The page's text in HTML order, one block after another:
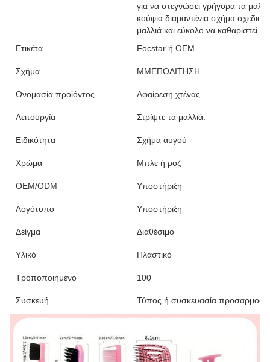
για να στεγνώσει γρήγορα τα
κούφια διαμαντένια σχήμα
μαλλιά και εύκολο να καθαριστεί.
Ετικέτα
Focstar ή OEM
Σχήμα ΜΜΕΠΟΛΙΤΗΣΗ
Ονομασία προϊόντος Αφαίρεση χτένας
Λειτουργία Στρίψτε τα μαλλιά.
Ειδικότητα Σχήμα αυγού
Χρώμα Μπλε ή ροζ
OEM/ODM Υποστήριξη
Λογότυπο Υποστήριξη
Δείγμα Διαθέσιμο
Υλικό Πλαστικό
Τροποποιημένο 100
Συσκευή Τύπος ή συσκευασία